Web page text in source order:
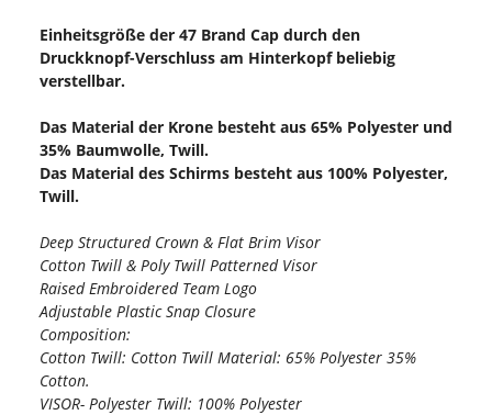
Einheitsgröße der 47 Brand Cap durch den
Druckknopf-Verschluss am Hinterkopf beliebig
verstellbar.
Das Material der Krone besteht aus 65% Polyester und
35% Baumwolle, Twill.
Das Material des Schirms besteht aus 100% Polyester,
Twill.
Deep Structured Crown & Flat Brim Visor
Cotton Twill & Poly Twill Patterned Visor
Raised Embroidered Team Logo
Adjustable Plastic Snap Closure
Composition:
Cotton Twill: Cotton Twill Material: 65% Polyester 35%
Cotton.
VISOR- Polyester Twill: 100% Polyester